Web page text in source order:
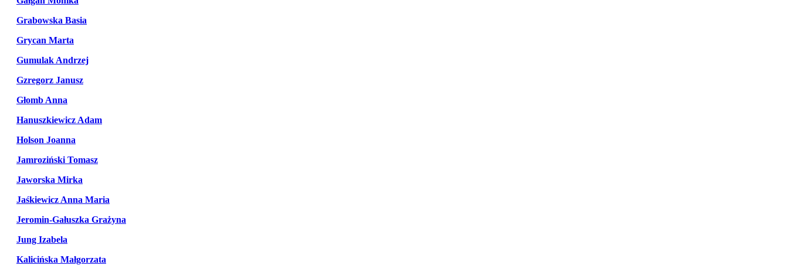
Grabowska Basia
Grycan Marta
Gumulak Andrzej
Gzregorz Janusz
Głomb Anna
Hanuszkiewicz Adam
Holson Joanna
Jamroziński Tomasz
Jaworska Mirka
Jaśkiewicz Anna Maria
Jeromin-Gałuszka Grażyna
Jung Izabela
Kalicińska Małgorzata